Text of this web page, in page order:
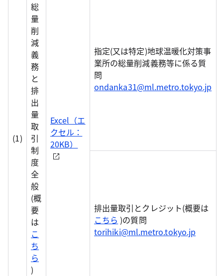
(1)
総
量
削
減
義
務
と
排
出
量
取
引
制
度
全
般
(概
要
は
こ
ち
ら
)
Excel（エ
クセル：
20KB）
指定(又は特定)地球温暖化対策事
業所の総量削減義務等に係る質
問
ondanka31@ml.metro.tokyo.jp
排出量取引とクレジット(概要は
こちら )の質問
torihiki@ml.metro.tokyo.jp